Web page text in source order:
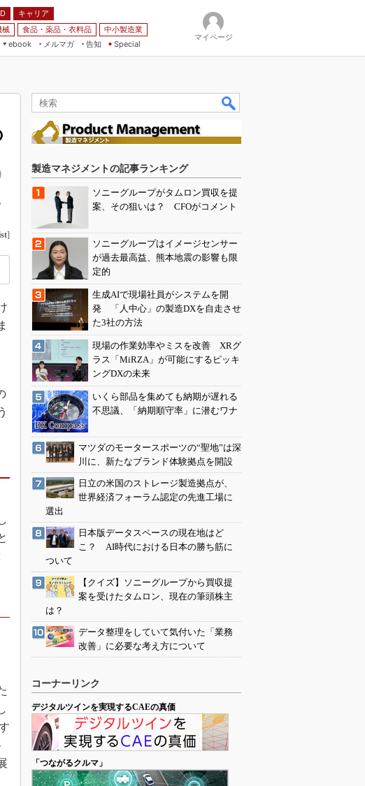
キャリア
械 食品・薬品・衣料品
中小製造業
ebook
メルマガ
告知 Special
マイページ
]
製造マネジメントの記事ランキング
ソニーグループがタムロン買収を提
案、その狙いは？ CFOがコメント
ソニーグループはイメージセンサー
が過去最高益、熊本地震の影響も限
定的
生成AIで現場社員がシステムを開
発 「人中心」の製造DXを自走させ
た3社の方法
現場の作業効率やミスを改善 XRグ
ラス「MiRZA」が可能にするピッキ
ングDXの未来
いくら部品を集めても納期が遅れる
不思議、「納期順守率」に潜むワナ
マツダのモータースポーツの“聖地”は深
川に、新たなブランド体験拠点を開設
日立の米国のストレージ製造拠点が、
世界経済フォーラム認定の先進工場に
選出
日本版データスペースの現在地はど
こ？ AI時代における日本の勝ち筋に
ついて
【クイズ】ソニーグループから買収提
案を受けたタムロン、現在の筆頭株主
は？
データ整理をしていて気付いた「業務
改善」に必要な考え方について
コーナーリンク
デジタルツインを実現するCAEの真価
「つながるクルマ」